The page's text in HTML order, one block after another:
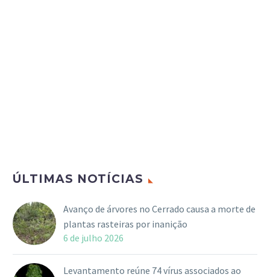
ÚLTIMAS NOTÍCIAS
Avanço de árvores no Cerrado causa a morte de
plantas rasteiras por inanição
6 de julho 2026
Levantamento reúne 74 vírus associados ao